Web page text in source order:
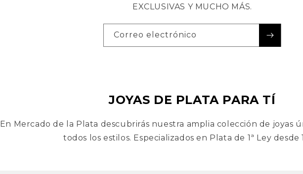
EXCLUSIVAS Y MUCHO MÁS.
Correo electrónico
JOYAS DE PLATA PARA TÍ
En Mercado de la Plata descubrirás nuestra amplia colección de joyas
todos los estilos. Especializados en Plata de 1ª Ley desde